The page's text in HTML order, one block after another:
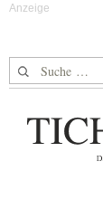
Suche nach: